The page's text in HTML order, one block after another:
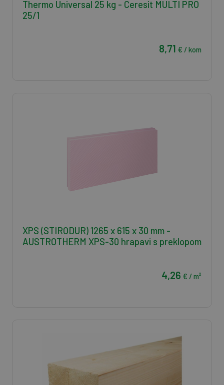
Thermo Universal 25 kg - Ceresit MULTI PRO
25/1
8,71 € / kom
XPS (STIRODUR) 1265 x 615 x 30 mm -
AUSTROTHERM XPS-30 hrapavi s preklopom
4,26 € / m²